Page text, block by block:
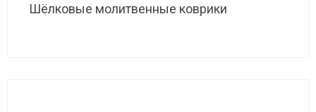
Шёлковые молитвенные коврики